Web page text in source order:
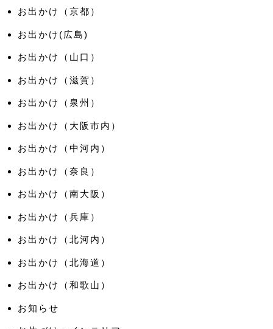
お出かけ（京都）
お出かけ(広島)
お出かけ（山口）
お出かけ（滋賀）
お出かけ（泉州）
お出かけ（大阪市内）
お出かけ（中河内）
お出かけ（奈良）
お出かけ（南大阪）
お出かけ（兵庫）
お出かけ（北河内）
お出かけ（北海道）
お出かけ（和歌山）
お知らせ